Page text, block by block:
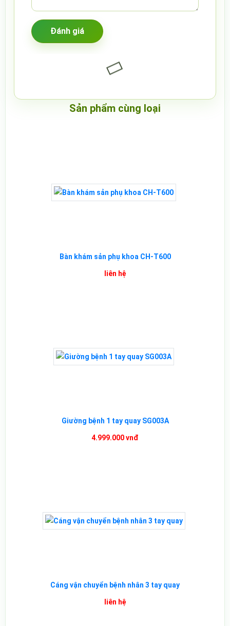
Sản phẩm cùng loại
Bàn khám sản phụ khoa CH-T600
liên hệ
Giường bệnh 1 tay quay SG003A
4.999.000 vnđ
Cáng vận chuyển bệnh nhân 3 tay quay
liên hệ